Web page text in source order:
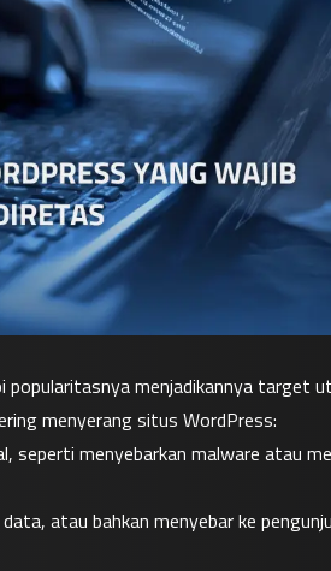
menjadikannya target
menyerang situs WordPress:
seperti menyebarkan malware atau
atau bahkan menyebar ke